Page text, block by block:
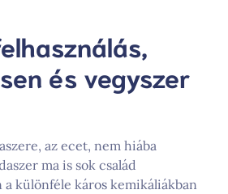
és vegyszer
az ecet, nem hiába
ma is sok család
a különféle káros kemikáliákban